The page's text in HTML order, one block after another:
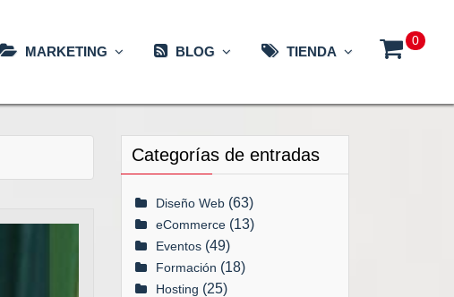
0
MARKETING BLOG TIENDA
Categorías de entradas
Diseño Web (63)
eCommerce (13)
Eventos (49)
Formación (18)
Hosting (25)